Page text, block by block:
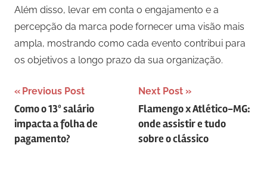
Além disso, levar em conta o engajamento e a
percepção da marca pode fornecer uma visão mais
ampla, mostrando como cada evento contribui para
os objetivos a longo prazo da sua organização.
Navegação
de
Post
Previous Post
Como o 13º salário
impacta a folha de
pagamento?
Next Post
Flamengo x Atlético-MG:
onde assistir e tudo
sobre o clássico